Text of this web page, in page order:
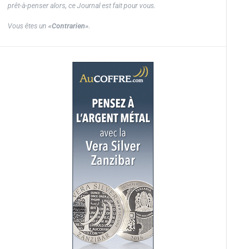
prêt-à-penser alors, ce Journal est fait pour vous.
Vous êtes un «Contrarien».